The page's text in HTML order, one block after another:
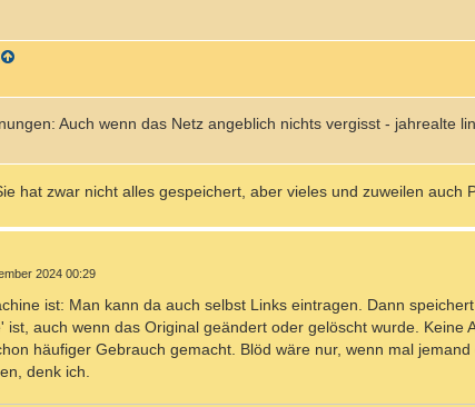
Auch wenn das Netz angeblich nichts vergisst - jahrealte
hat zwar nicht alles gespeichert, aber vieles und zuweilen auch
2024 00:29
ist: Man kann da auch selbst Links eintragen. Dann
auch wenn das Original geändert oder gelöscht wurde. Keine
häufiger Gebrauch gemacht. Blöd wäre nur, wenn mal
denk ich.